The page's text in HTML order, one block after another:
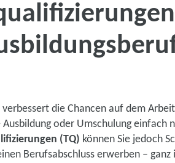
Flexible
Bis zu 100 %
verbessert die Chancen auf dem
oder Umschulung einfach
(TQ) können Sie jedoch
Berufsabschluss erwerben –